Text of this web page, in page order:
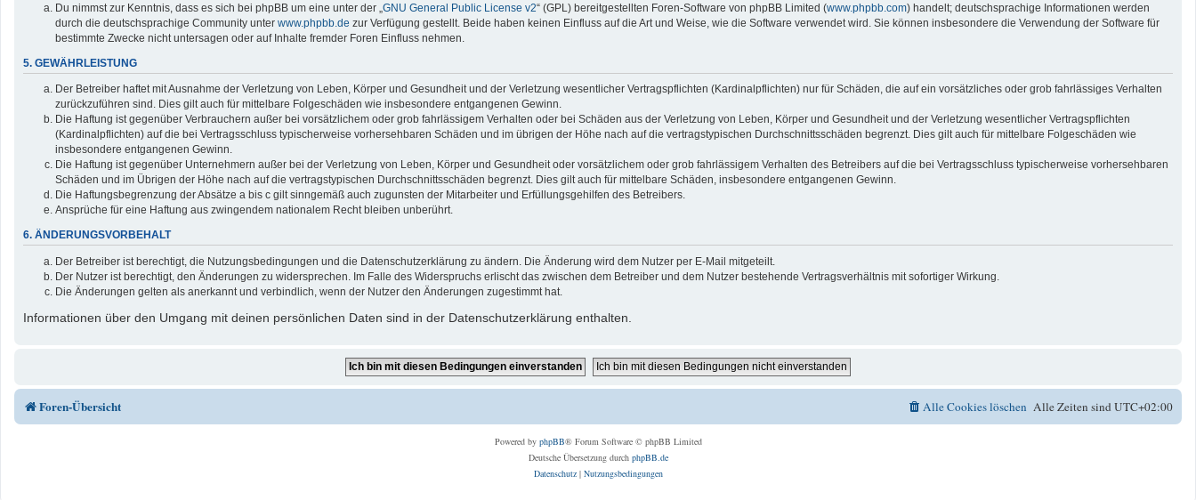
Du nimmst zur Kenntnis, dass es sich bei phpBB um eine unter der „ GNU General Public License v2“ (GPL) bereitgestellten Foren-Software von phpBB Limited (www.phpbb.com) handelt; deutschsprachige Informationen werden
durch die deutschsprachige Community unter www.phpbb.de zur Verfügung gestellt. Beide haben keinen Einfluss auf die Art und Weise, wie die Software verwendet wird. Sie können insbesondere die Verwendung der Software für
bestimmte Zwecke nicht untersagen oder auf Inhalte fremder Foren Einfluss nehmen.
5. GEWÄHRLEISTUNG
Der Betreiber haftet mit Ausnahme der Verletzung von Leben, Körper und Gesundheit und der Verletzung wesentlicher Vertragspflichten (Kardinalpflichten) nur für Schäden, die auf ein vorsätzliches oder grob fahrlässiges Verhalten
zurückzuführen sind. Dies gilt auch für mittelbare Folgeschäden wie insbesondere entgangenen Gewinn.
Die Haftung ist gegenüber Verbrauchern außer bei vorsätzlichem oder grob fahrlässigem Verhalten oder bei Schäden aus der Verletzung von Leben, Körper und Gesundheit und der Verletzung wesentlicher Vertragspflichten
(Kardinalpflichten) auf die bei Vertragsschluss typischerweise vorhersehbaren Schäden und im übrigen der Höhe nach auf die vertragstypischen Durchschnittsschäden begrenzt. Dies gilt auch für mittelbare Folgeschäden wie
insbesondere entgangenen Gewinn.
Die Haftung ist gegenüber Unternehmern außer bei der Verletzung von Leben, Körper und Gesundheit oder vorsätzlichem oder grob fahrlässigem Verhalten des Betreibers auf die bei Vertragsschluss typischerweise vorhersehbaren
Schäden und im Übrigen der Höhe nach auf die vertragstypischen Durchschnittsschäden begrenzt. Dies gilt auch für mittelbare Schäden, insbesondere entgangenen Gewinn.
Die Haftungsbegrenzung der Absätze a bis c gilt sinngemäß auch zugunsten der Mitarbeiter und Erfüllungsgehilfen des Betreibers.
Ansprüche für eine Haftung aus zwingendem nationalem Recht bleiben unberührt.
6. ÄNDERUNGSVORBEHALT
Der Betreiber ist berechtigt, die Nutzungsbedingungen und die Datenschutzerklärung zu ändern. Die Änderung wird dem Nutzer per E-Mail mitgeteilt.
Der Nutzer ist berechtigt, den Änderungen zu widersprechen. Im Falle des Widerspruchs erlischt das zwischen dem Betreiber und dem Nutzer bestehende Vertragsverhältnis mit sofortiger Wirkung.
Die Änderungen gelten als anerkannt und verbindlich, wenn der Nutzer den Änderungen zugestimmt hat.
Informationen über den Umgang mit deinen persönlichen Daten sind in der Datenschutzerklärung enthalten.
Foren-Übersicht Alle Zeiten sindUTC+02:00
Alle Cookies löschen
Powered by phpBB® Forum Software © phpBB Limited
Deutsche Übersetzung durch phpBB.de
Datenschutz| Nutzungsbedingungen